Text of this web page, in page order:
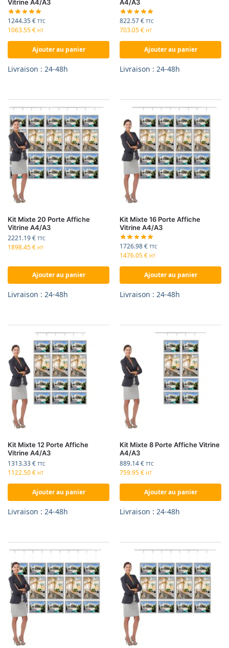
Vitrine A4/A3
1244.35€ TTC
1063.55€ HT
Ajouter au panier
Livraison : 24-48h
A4/A3
822.57€ TTC
703.05€ HT
Ajouter au panier
Livraison : 24-48h
Kit Mixte 20 Porte Affiche
Vitrine A4/A3
2221.19€ TTC
1898.45€ HT
Ajouter au panier
Livraison : 24-48h
Kit Mixte 16 Porte Affiche
Vitrine A4/A3
1726.98€ TTC
1476.05€ HT
Ajouter au panier
Livraison : 24-48h
Kit Mixte 12 Porte Affiche
Vitrine A4/A3
1313.33€ TTC
1122.50€ HT
Ajouter au panier
Livraison : 24-48h
Kit Mixte 8 Porte Affiche Vitrine
A4/A3
889.14€ TTC
759.95€ HT
Ajouter au panier
Livraison : 24-48h